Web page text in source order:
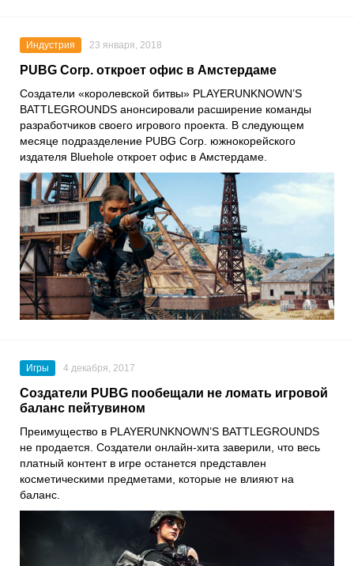
Индустрия 23 января, 2018
PUBG Corp. откроет офис в Амстердаме
Создатели «королевской битвы» PLAYERUNKNOWN’S
BATTLEGROUNDS анонсировали расширение команды
разработчиков своего игрового проекта. В следующем
месяце подразделение PUBG Corp. южнокорейского
издателя Bluehole откроет офис в Амстердаме.
Игры 4 декабря, 2017
Создатели PUBG пообещали не ломать игровой
баланс пейтувином
Преимущество в PLAYERUNKNOWN’S BATTLEGROUNDS
не продается. Создатели онлайн-хита заверили, что весь
платный контент в игре останется представлен
косметическими предметами, которые не влияют на
баланс.